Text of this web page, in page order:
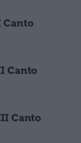
Canto
Canto
Canto